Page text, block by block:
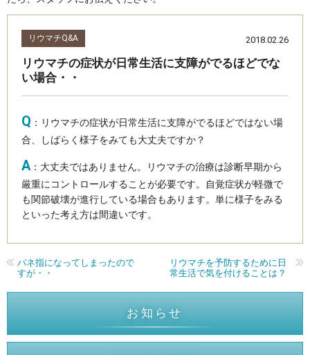
リウマチQ&A
リウマチの症状が日常生活に支障がでるほどでな
い場合・・
2018.02.26
Q ：リウマチの症状が日常生活に支障がでるほどではない場
合、しばらく様子をみても大丈夫ですか？
A ：大丈夫ではありません。リウマチの治療は診断早期から
厳重にコントロールすることが必要です。自覚症状が軽微で
も関節破壊が進行している場合もあります。単に様子をみる
といった考え方は間違いです。
バネ指になってしまったので
すが・・
リウマチを予防するために日
常生活で気を付けることは？
お知らせ